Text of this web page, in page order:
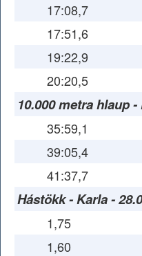
17:08,7
17:51,6
19:22,9
20:20,5
10.000 metra hlaup
35:59,1
39:05,4
41:37,7
Hástökk - Karla -
1,75
1,60